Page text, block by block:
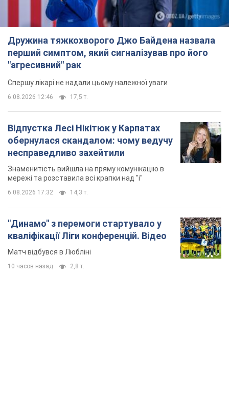
несправедливо захейтили
Знаменитість вийшла на пряму комунікацію в
мережі та розставила всі крапки над "і"
6.08.2026 17:32 14,3 т.
"Динамо" з перемоги стартувало у
кваліфікації Ліги конференцій. Відео
10 часов назад 2,8 т.